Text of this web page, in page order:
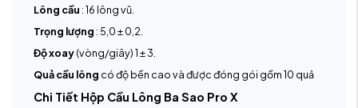
Lông cầu : 16 lông vũ.
Trọng lượng : 5,0 ± 0,2.
Độ xoay(vòng/giây) 1 ± 3.
Quả cầu lông có độ bền cao và được đóng gói gồm 10 quả
Chi Tiết Hộp Cầu Lông Ba Sao Pro X